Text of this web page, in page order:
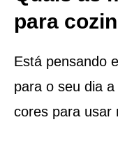
para
Está pensando
para o seu dia
cores para usar